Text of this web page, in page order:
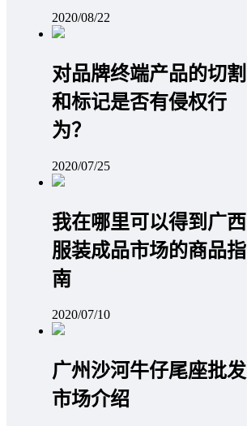
2020/08/22
对品牌终端产品的切割
和标记是否有侵权行
为？
2020/07/25
我在哪里可以得到广西
服装成品市场的商品指
南
2020/07/10
广州沙河牛仔尾座批发
市场介绍